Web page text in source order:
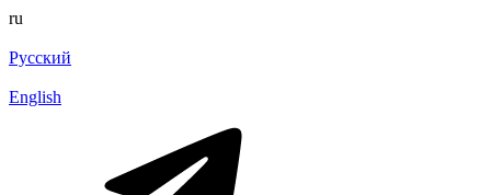
ru
Русский
English